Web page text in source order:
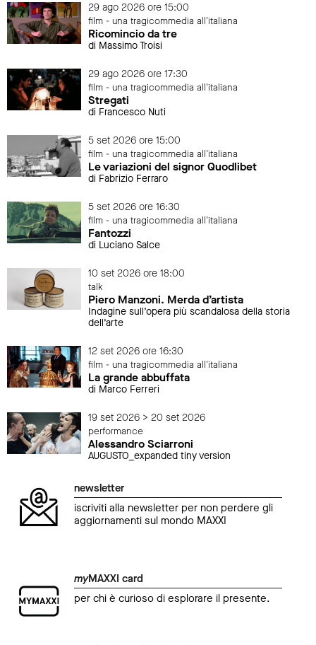
29 ago 2026 ore 15:00
film - una tragicommedia all'italiana
Ricomincio da tre
di Massimo Troisi
29 ago 2026 ore 17:30
film - una tragicommedia all'italiana
Stregati
di Francesco Nuti
5 set 2026 ore 15:00
film - una tragicommedia all'italiana
Le variazioni del signor Quodlibet
di Fabrizio Ferraro
5 set 2026 ore 16:30
film - una tragicommedia all'italiana
Fantozzi
di Luciano Salce
10 set 2026 ore 18:00
talk
Piero Manzoni. Merda d’artista
Indagine sull’opera più scandalosa della storia
dell’arte
12 set 2026 ore 16:30
film - una tragicommedia all'italiana
La grande abbuffata
di Marco Ferreri
19 set 2026 > 20 set 2026
performance
Alessandro Sciarroni
AUGUSTO_expanded tiny version
newsletter
iscriviti alla newsletter per non perdere gli
aggiornamenti sul mondo MAXXI
myMAXXI card
per chi è curioso di esplorare il presente.